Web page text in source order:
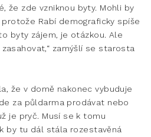
že zde vzniknou byty. Mohli by
Rabí demograficky spíše
byty zájem, je otázkou. Ale
zamýšlí se starosta
že v domě nakonec vybuduje
za půldarma prodávat nebo
je pryč. Musí se k tomu
by tu dál stála rozestavěná